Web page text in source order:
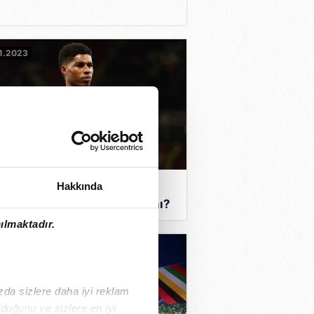
Hakkında
sizlere daha iyi reklam
ve sizlere en iyi
büyük müjde!
Rashford oynayacak mı?